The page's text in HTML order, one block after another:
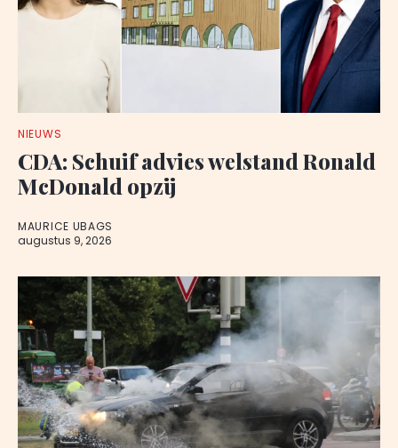
NIEUWS
CDA: Schuif advies welstand Ronald
McDonald opzij
MAURICE UBAGS
augustus 9, 2026